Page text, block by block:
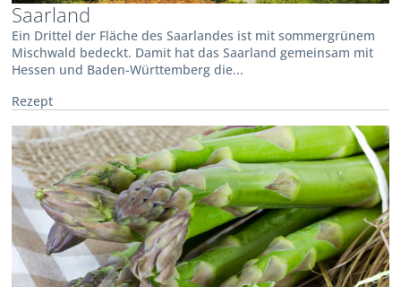
Saarland
Ein Drittel der Fläche des Saarlandes ist mit sommergrünem
Mischwald bedeckt. Damit hat das Saarland gemeinsam mit
Hessen und Baden-Württemberg die...
Rezept